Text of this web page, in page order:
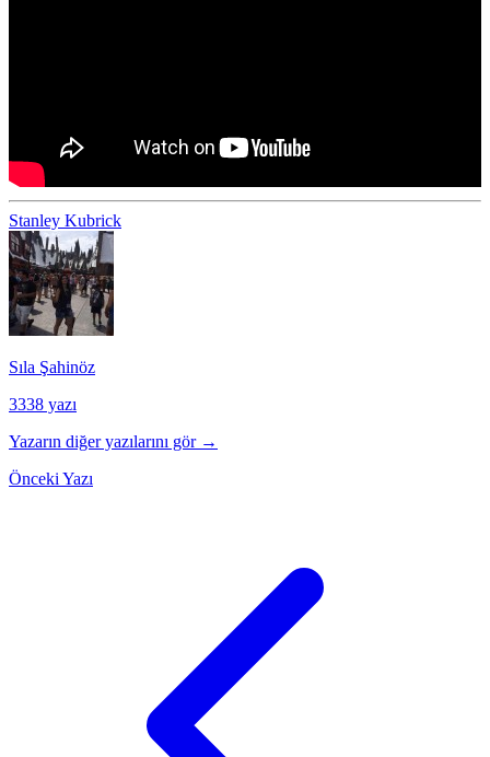
Stanley Kubrick
Sıla Şahinöz
3338 yazı
Yazarın diğer yazılarını gör →
Önceki Yazı